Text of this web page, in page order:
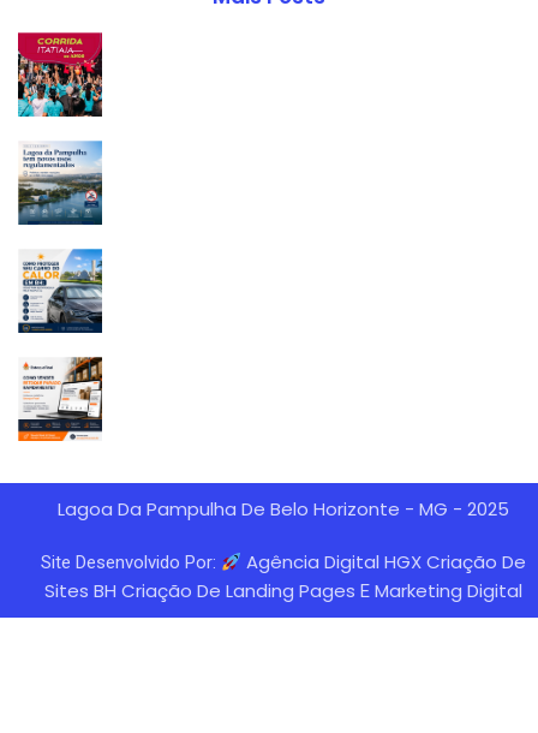
Lagoa Da Pampulha De Belo Horizonte - MG - 2025
Site Desenvolvido Por:
Agência Digital HGX Criação De
Sites BH Criação De Landing Pages E Marketing Digital